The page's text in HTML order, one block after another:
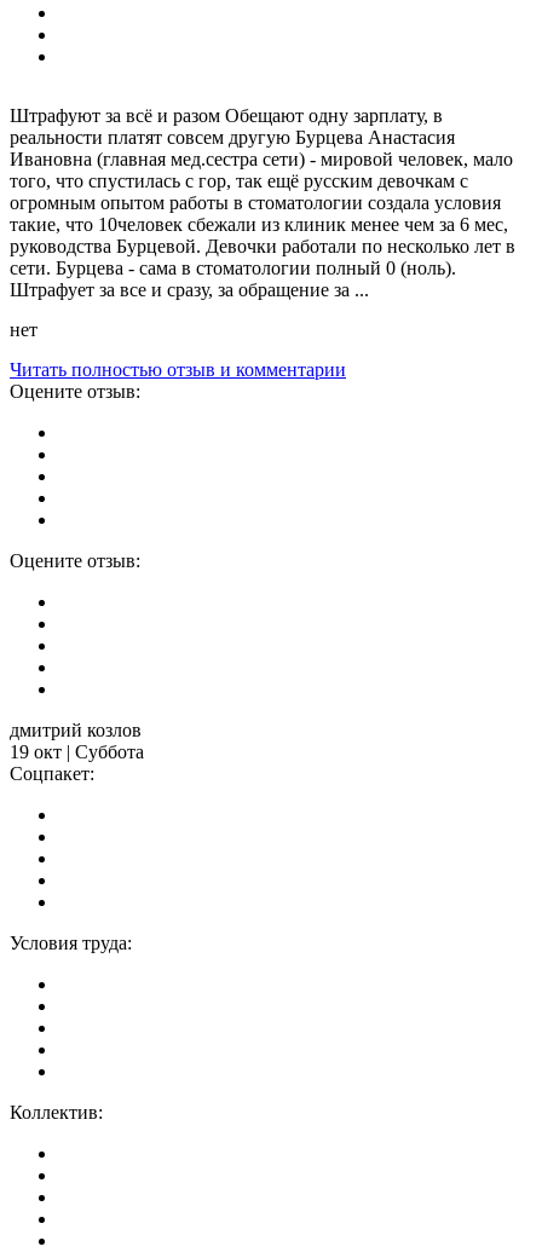
Штрафуют за всё и разом Обещают одну зарплату, в
реальности платят совсем другую Бурцева Анастасия
Ивановна (главная мед.сестра сети) - мировой человек, мало
того, что спустилась с гор, так ещё русским девочкам с
огромным опытом работы в стоматологии создала условия
такие, что 10человек сбежали из клиник менее чем за 6 мес,
руководства Бурцевой. Девочки работали по несколько лет в
сети. Бурцева - сама в стоматологии полный 0 (ноль).
Штрафует за все и сразу, за обращение за ...
нет
Читать полностью отзыв и комментарии
Оцените отзыв:
Оцените отзыв:
дмитрий козлов
19 окт | Суббота
Соцпакет:
Условия труда:
Коллектив: